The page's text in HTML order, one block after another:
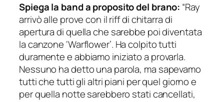
Spiega la band a proposito del brano: “Ray
arrivò alle prove con il riff di chitarra di
apertura di quella che sarebbe poi diventata
la canzone ‘Warflower’. Ha colpito tutti
duramente e abbiamo iniziato a provarla.
Nessuno ha detto una parola, ma sapevamo
tutti che tutti gli altri piani per quel giorno e
per quella notte sarebbero stati cancellati,